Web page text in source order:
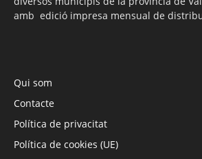
amb edició impresa mensual de
Qui som
Contacte
Política de privacitat
Política de cookies (UE)